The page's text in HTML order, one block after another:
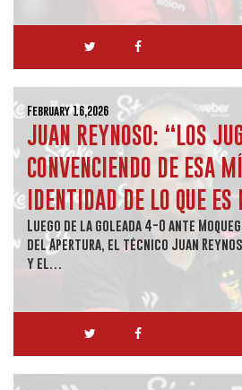
February 16,2026
JUAN REYNOSO: “LOS
CONVENCIENDO DE ESA
IDENTIDAD DE LO QUE
Luego de la goleada 4-0 ante
del Apertura, el técnico Juan
y el…